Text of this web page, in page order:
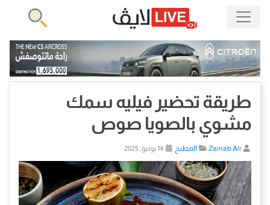
طريقة تحضير فيليه سمك
مشوي بالصويا صوص
Zainab Ali المطبخ